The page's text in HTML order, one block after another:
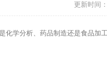
更新时间
分析、药品制造还是食品加